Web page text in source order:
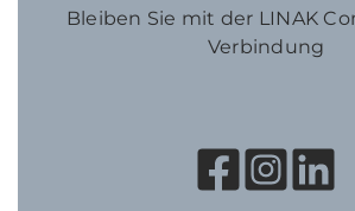
Bleiben Sie mit der LINAK
Verbindung